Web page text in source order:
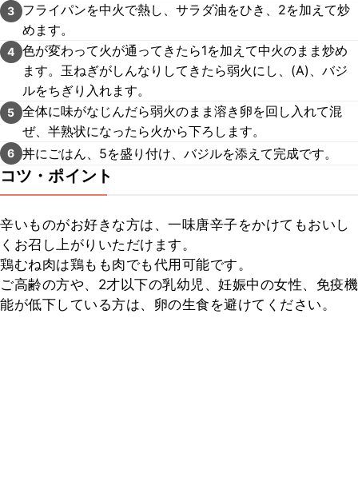
3
フライパンを中火で熱し、サラダ油をひき、2を加えて炒
めます。
4 色が変わって火が通ってきたら1を加えて中火のまま炒め
ます。玉ねぎがしんなりしてきたら弱火にし、(A)、バジ
ルをちぎり入れます。
5 全体に味がなじんだら弱火のまま溶き卵を回し入れて混
ぜ、半熟状になったら火から下ろします。
6 丼にごはん、5を盛り付け、バジルを添えて完成です。
コツ・ポイント
辛いものがお好きな方は、一味唐辛子をかけてもおいし
くお召し上がりいただけます。
鶏むね肉は鶏もも肉でも代用可能です。
ご高齢の方や、2才以下の乳幼児、妊娠中の女性、免疫機
能が低下している方は、卵の生食を避けてください。